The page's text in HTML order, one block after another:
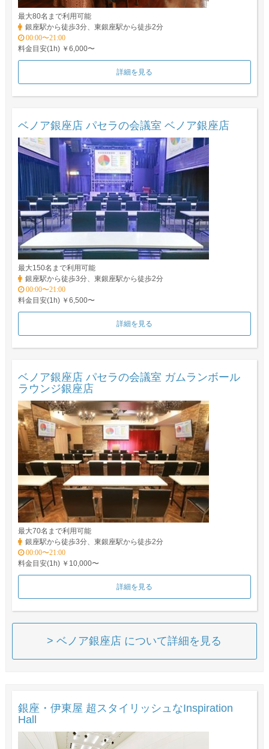
最大80名まで利用可能
銀座駅から徒歩3分、東銀座駅から徒歩2分
00:00〜21:00
料金目安(1h) ￥6,000〜
詳細を見る
ベノア銀座店 パセラの会議室 ベノア銀座店
最大150名まで利用可能
銀座駅から徒歩3分、東銀座駅から徒歩2分
00:00〜21:00
料金目安(1h) ￥6,500〜
詳細を見る
ベノア銀座店 パセラの会議室 ガムランボール
ラウンジ銀座店
最大70名まで利用可能
銀座駅から徒歩3分、東銀座駅から徒歩2分
00:00〜21:00
料金目安(1h) ￥10,000〜
詳細を見る
> ベノア銀座店 について詳細を見る
銀座・伊東屋 超スタイリッシュなInspiration
Hall